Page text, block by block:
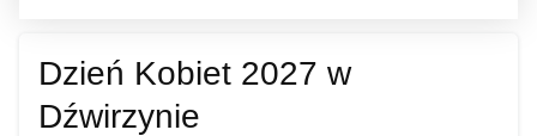
Dzień Kobiet 2027 w
Dźwirzynie